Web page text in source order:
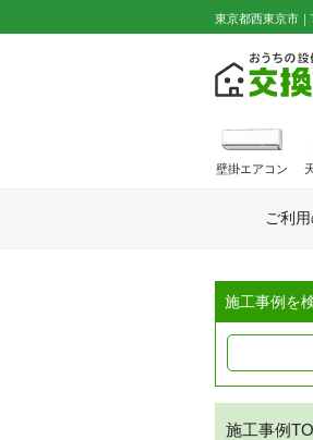
東京都西東京市
施工事例を
施工事例
壁掛エアコン
ご利